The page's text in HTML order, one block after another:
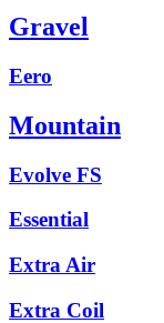
Gravel
Eero
Mountain
Evolve FS
Essential
Extra Air
Extra Coil